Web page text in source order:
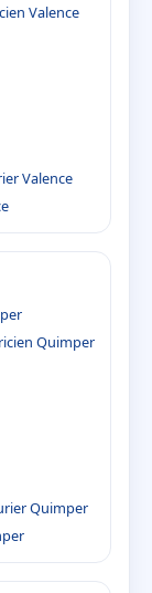
Valence
Valence
Quimper
Quimper